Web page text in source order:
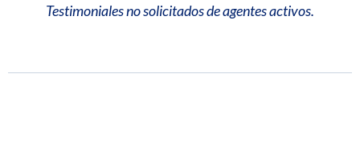
Testimoniales no solicitados de agentes activos.